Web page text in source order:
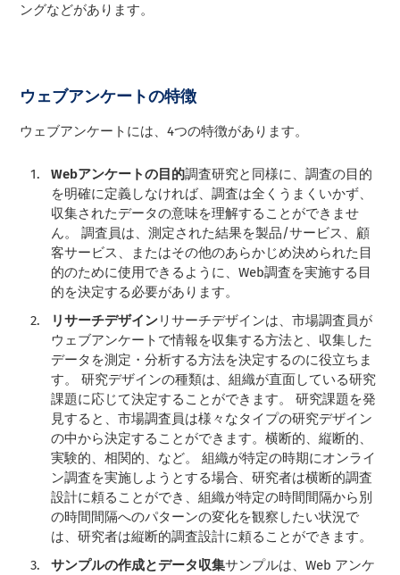
ングなどがあります。
ウェブアンケートの特徴
ウェブアンケートには、4つの特徴があります。
Webアンケートの目的調査研究と同様に、調査の目的
を明確に定義しなければ、調査は全くうまくいかず、
収集されたデータの意味を理解することができませ
ん。 調査員は、測定された結果を製品/サービス、顧
客サービス、またはその他のあらかじめ決められた目
的のために使用できるように、Web調査を実施する目
的を決定する必要があります。
リサーチデザインリサーチデザインは、市場調査員が
ウェブアンケートで情報を収集する方法と、収集した
データを測定・分析する方法を決定するのに役立ちま
す。 研究デザインの種類は、組織が直面している研究
課題に応じて決定することができます。 研究課題を発
見すると、市場調査員は様々なタイプの研究デザイン
の中から決定することができます。横断的、縦断的、
実験的、相関的、など。 組織が特定の時期にオンライ
ン調査を実施しようとする場合、研究者は横断的調査
設計に頼ることができ、組織が特定の時間間隔から別
の時間間隔へのパターンの変化を観察したい状況で
は、研究者は縦断的調査設計に頼ることができます。
サンプルの作成とデータ収集サンプルは、Web アンケ